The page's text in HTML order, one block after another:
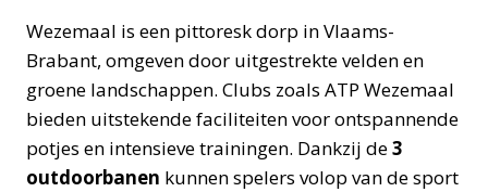
Wezemaal is een pittoresk dorp in Vlaams-
Brabant, omgeven door uitgestrekte velden en
groene landschappen. Clubs zoals ATP Wezemaal
bieden uitstekende faciliteiten voor ontspannende
potjes en intensieve trainingen. Dankzij de3
outdoorbanen kunnen spelers volop van de sport